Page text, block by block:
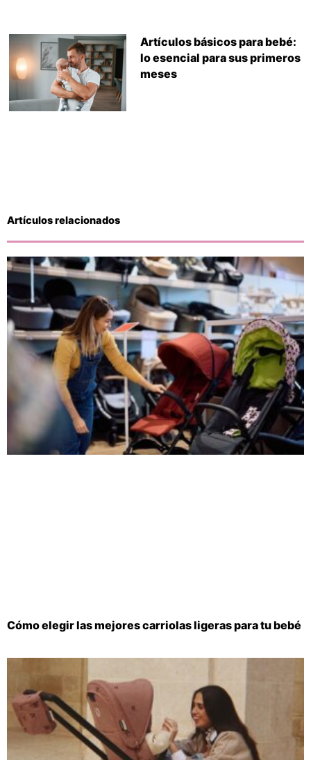
Artículos básicos para bebé:
lo esencial para sus primeros
meses
Artículos relacionados
Cómo elegir las mejores carriolas ligeras para tu bebé